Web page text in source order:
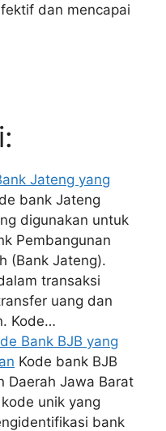
dan mencapai
Jateng yang
bank Jateng
digunakan untuk
Pembangunan
(Bank Jateng).
transaksi
uang dan
Kode…
Bank BJB yang
Kode bank BJB
Daerah Jawa Barat
unik yang
bank